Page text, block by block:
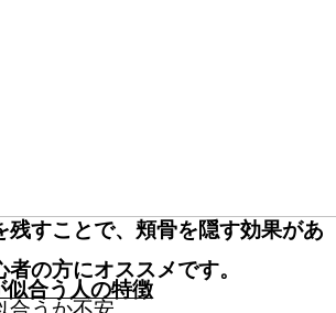
残すことで、頬骨を隠す効果があ
の方にオススメです。
合う人の特徴